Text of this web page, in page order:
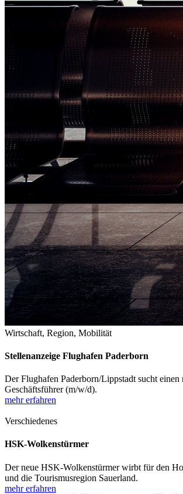
Wirtschaft, Region, Mobilität
Stellenanzeige Flughafen Paderborn
Der Flughafen Paderborn/Lippstadt sucht einen
Geschäftsführer (m/w/d).
mehr erfahren
Verschiedenes
HSK-Wolkenstürmer
Der neue HSK-Wolkenstürmer wirbt für den
und die Tourismusregion Sauerland.
mehr erfahren